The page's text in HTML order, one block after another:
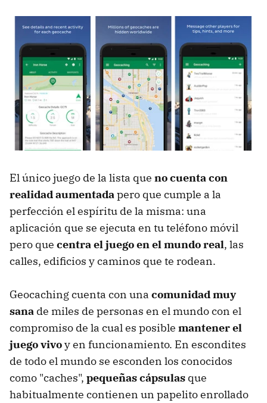
El único juego de la lista que no cuenta con
realidad aumentada pero que cumple a la
perfección el espíritu de la misma: una
aplicación que se ejecuta en tu teléfono móvil
pero que centra el juego en el mundo real, las
calles, edificios y caminos que te rodean.
Geocaching cuenta con una comunidad muy
sana de miles de personas en el mundo con el
compromiso de la cual es posible mantener el
juego vivoy en funcionamiento. En escondites
de todo el mundo se esconden los conocidos
como "caches", pequeñas cápsulas que
habitualmente contienen un papelito enrollado